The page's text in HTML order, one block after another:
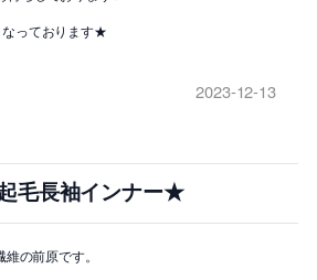
っております★
2023-12-13
毛長袖インナー★
の前原です。